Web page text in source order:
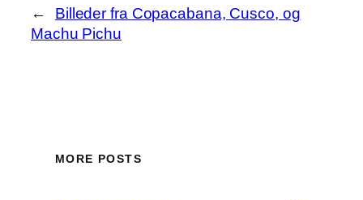
←
Billeder fra Copacabana, Cusco, og
Machu Pichu
MORE POSTS